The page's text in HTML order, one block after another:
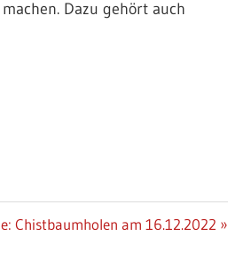
Dazu gehört auch
Chistbaumholen am 16.12.2022